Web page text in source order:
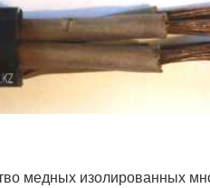
медных изолированных